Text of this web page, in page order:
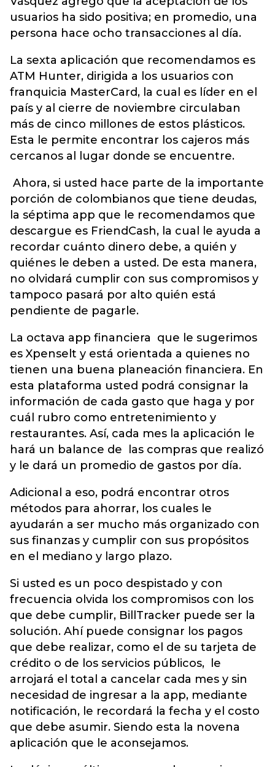
usuarios ha sido positiva; en promedio, una
persona hace ocho transacciones al día.
La sexta aplicación que recomendamos es
ATM Hunter, dirigida a los usuarios con
franquicia MasterCard, la cual es líder en el
país y al cierre de noviembre circulaban
más de cinco millones de estos plásticos.
Esta le permite encontrar los cajeros más
cercanos al lugar donde se encuentre.
Ahora, si usted hace parte de la importante
porción de colombianos que tiene deudas,
la séptima app que le recomendamos que
descargue es FriendCash, la cual le ayuda a
recordar cuánto dinero debe, a quién y
quiénes le deben a usted. De esta manera,
no olvidará cumplir con sus compromisos y
tampoco pasará por alto quién está
pendiente de pagarle.
La octava app financiera que le sugerimos
es Xpenselt y está orientada a quienes no
tienen una buena planeación financiera. En
esta plataforma usted podrá consignar la
información de cada gasto que haga y por
cuál rubro como entretenimiento y
restaurantes. Así, cada mes la aplicación le
hará un balance de las compras que realizó
y le dará un promedio de gastos por día.
Adicional a eso, podrá encontrar otros
métodos para ahorrar, los cuales le
ayudarán a ser mucho más organizado con
sus finanzas y cumplir con sus propósitos
en el mediano y largo plazo.
Si usted es un poco despistado y con
frecuencia olvida los compromisos con los
que debe cumplir, BillTracker puede ser la
solución. Ahí puede consignar los pagos
que debe realizar, como el de su tarjeta de
crédito o de los servicios públicos, le
arrojará el total a cancelar cada mes y sin
necesidad de ingresar a la app, mediante
notificación, le recordará la fecha y el costo
que debe asumir. Siendo esta la novena
aplicación que le aconsejamos.